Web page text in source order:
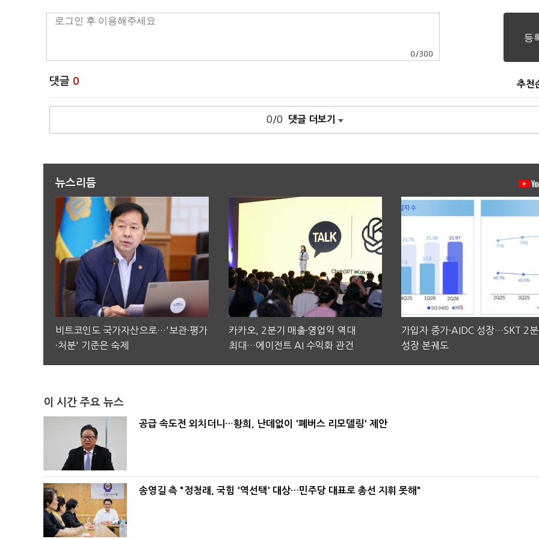
0 /300
댓글 0 추천
0/0 댓글 더보기
뉴스리듬
비트코인도 국가자산으로…'보관·평가
·처분' 기준은 숙제
카카오, 2분기 매출·영업익 역대
최대…에이전트 AI 수익화 관건
가입자 증가·AIDC 성장…SKT 2
성장 본궤도
이 시간 주요 뉴스
공급 속도전 외치더니…황희, 난데없이 '폐버스 리모델링' 제안
송영길 측 "정청래, 국힘 '역선택' 대상…민주당 대표로 총선 지휘 못해"